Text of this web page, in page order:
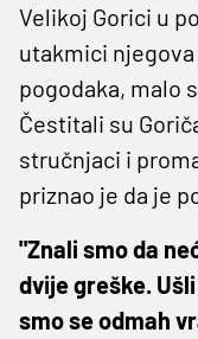
Velikoj Gorici u
utakmici
pogodaka, malo
Čestitali su
stručnjaci i
priznao je da je
"Znali smo da
dvije greške.
smo se odmah